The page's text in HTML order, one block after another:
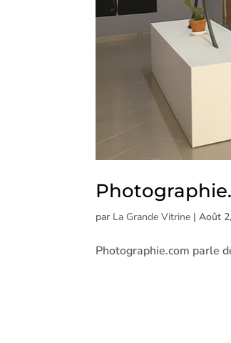
par La Grande Vitrine |Août
Photographie.com parle